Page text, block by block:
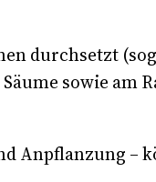
durchsetzt
sowie am
Anpflanzung –